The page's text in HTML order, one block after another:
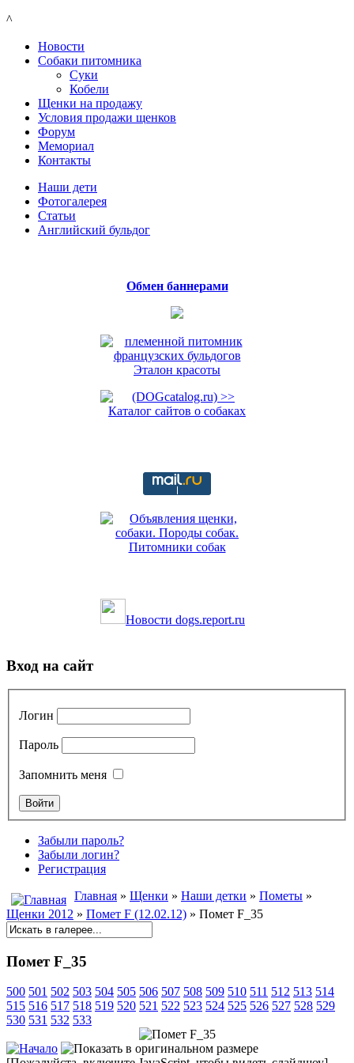
^
Новости
Собаки питомника
Суки
Кобели
Щенки на продажу
Условия продажи щенков
Форум
Мемориал
Контакты
Наши дети
Фотогалерея
Статьи
Английский бульдог
Обмен баннерами
Новости dogs.report.ru
Вход на сайт
Логин
Пароль
Запомнить меня
Забыли пароль?
Забыли логин?
Регистрация
Главная » Щенки » Наши детки » Пометы »
Щенки 2012 » Помет F (12.02.12) » Помет F_35
Помет F_35
500 501 502 503 504 505 506 507 508 509 510 511 512 513 514
515 516 517 518 519 520 521 522 523 524 525 526 527 528 529
530 531 532 533